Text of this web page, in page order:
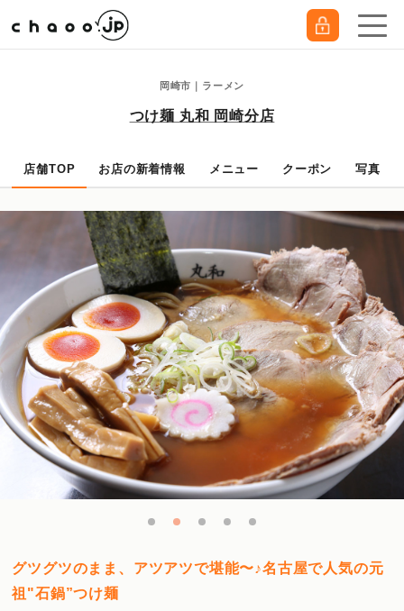
岡崎市｜ラーメン
つけ麺 丸和 岡崎分店
店舗TOP お店の新着情報 メニュー クーポン 写真
グツグツのまま、アツアツで堪能〜♪名古屋で人気の元
祖"石鍋”つけ麺